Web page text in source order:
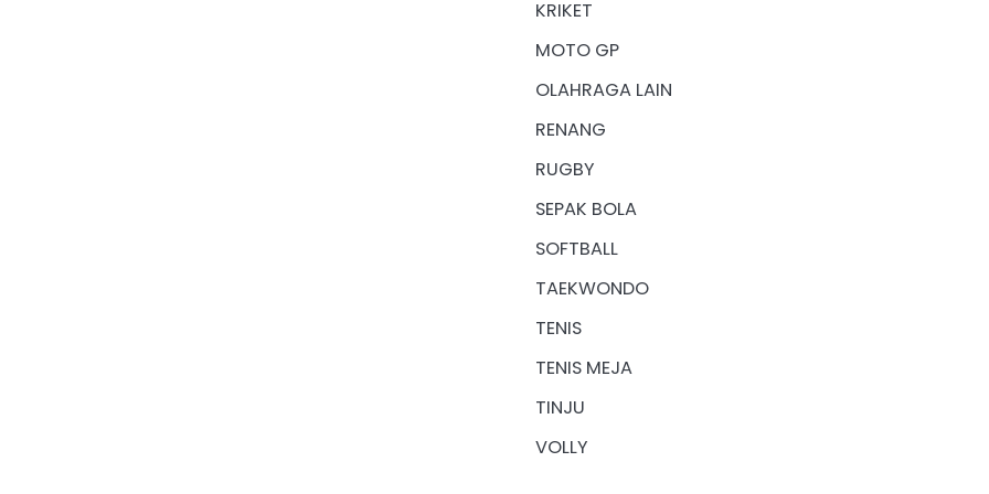
KRIKET
MOTO GP
OLAHRAGA LAIN
RENANG
RUGBY
SEPAK BOLA
SOFTBALL
TAEKWONDO
TENIS
TENIS MEJA
TINJU
VOLLY